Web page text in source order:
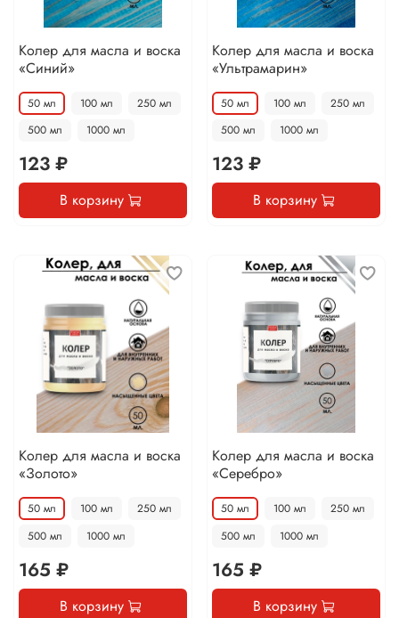
Колер для масла и воска
«Синий»
50 мл 100 мл
250 мл
500 мл
1000 мл
123 ₽
В корзину
Колер для масла и воска
«Ультрамарин»
50 мл 100 мл
250 мл
500 мл
1000 мл
123 ₽
В корзину
Колер для масла и воска
«Золото»
50 мл 100 мл
250 мл
500 мл
1000 мл
165 ₽
В корзину
Колер для масла и воска
«Серебро»
50 мл 100 мл
250 мл
500 мл
1000 мл
165 ₽
В корзину